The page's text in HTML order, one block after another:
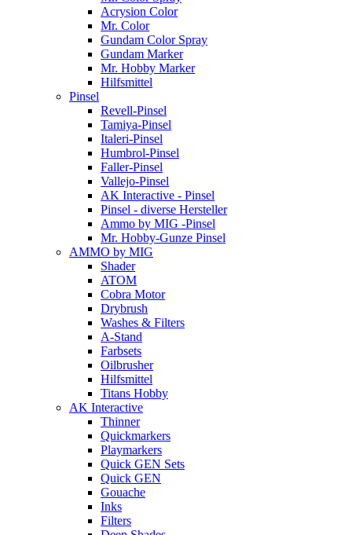
Acrysion Color
Mr. Color
Gundam Color Spray
Gundam Marker
Mr. Hobby Marker
Hilfsmittel
Pinsel
Revell-Pinsel
Tamiya-Pinsel
Italeri-Pinsel
Humbrol-Pinsel
Faller-Pinsel
Vallejo-Pinsel
AK Interactive - Pinsel
Pinsel - diverse Hersteller
Ammo by MIG -Pinsel
Mr. Hobby-Gunze Pinsel
AMMO by MIG
Shader
ATOM
Cobra Motor
Drybrush
Washes & Filters
A-Stand
Farbsets
Oilbrusher
Hilfsmittel
Titans Hobby
AK Interactive
Thinner
Quickmarkers
Playmarkers
Quick GEN Sets
Quick GEN
Gouache
Inks
Filters